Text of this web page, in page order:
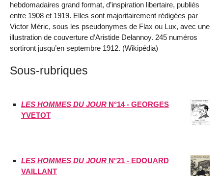
hebdomadaires grand format, d’inspiration libertaire, publiés
entre 1908 et 1919. Elles sont majoritairement rédigées par
Victor Méric, sous les pseudonymes de Flax ou Lux, avec une
illustration de couverture d’Aristide Delannoy. 245 numéros
sortiront jusqu’en septembre 1912. (Wikipédia)
Sous-rubriques
LES HOMMES DU JOURN°14 - GEORGES
YVETOT
LES HOMMES DU JOURN°21 - EDOUARD
VAILLANT